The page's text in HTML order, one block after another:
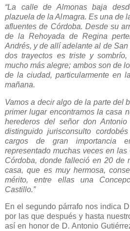
“La calle de Almonas baja
plazuela de la Almagra. Es una de
afluentes de Córdoba. Desde su
de la Rehoyada de Regina
Andrés, y de allí adelante al de
dos trayectos es triste y
mucho más alegre; ambos son de
de la ciudad, particularmente en
mañana.
Vamos a decir algo de la parte del
primer lugar encontramos la casa
herederos del señor don
distinguido jurisconsulto
cargos de gran importancia
representado muchas veces en
Córdoba, donde falleció en 20 de
casa, que es muy hermosa,
mérito, entre ellas una
Castillo.”
En el segundo párrafo nos indica
por las que después y hasta
así en honor de D. Antonio